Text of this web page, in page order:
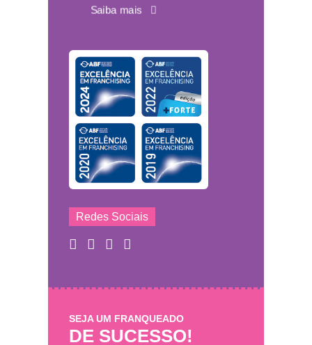
Saiba mais
Redes Sociais
SEJA UM FRANQUEADO
DE SUCESSO!